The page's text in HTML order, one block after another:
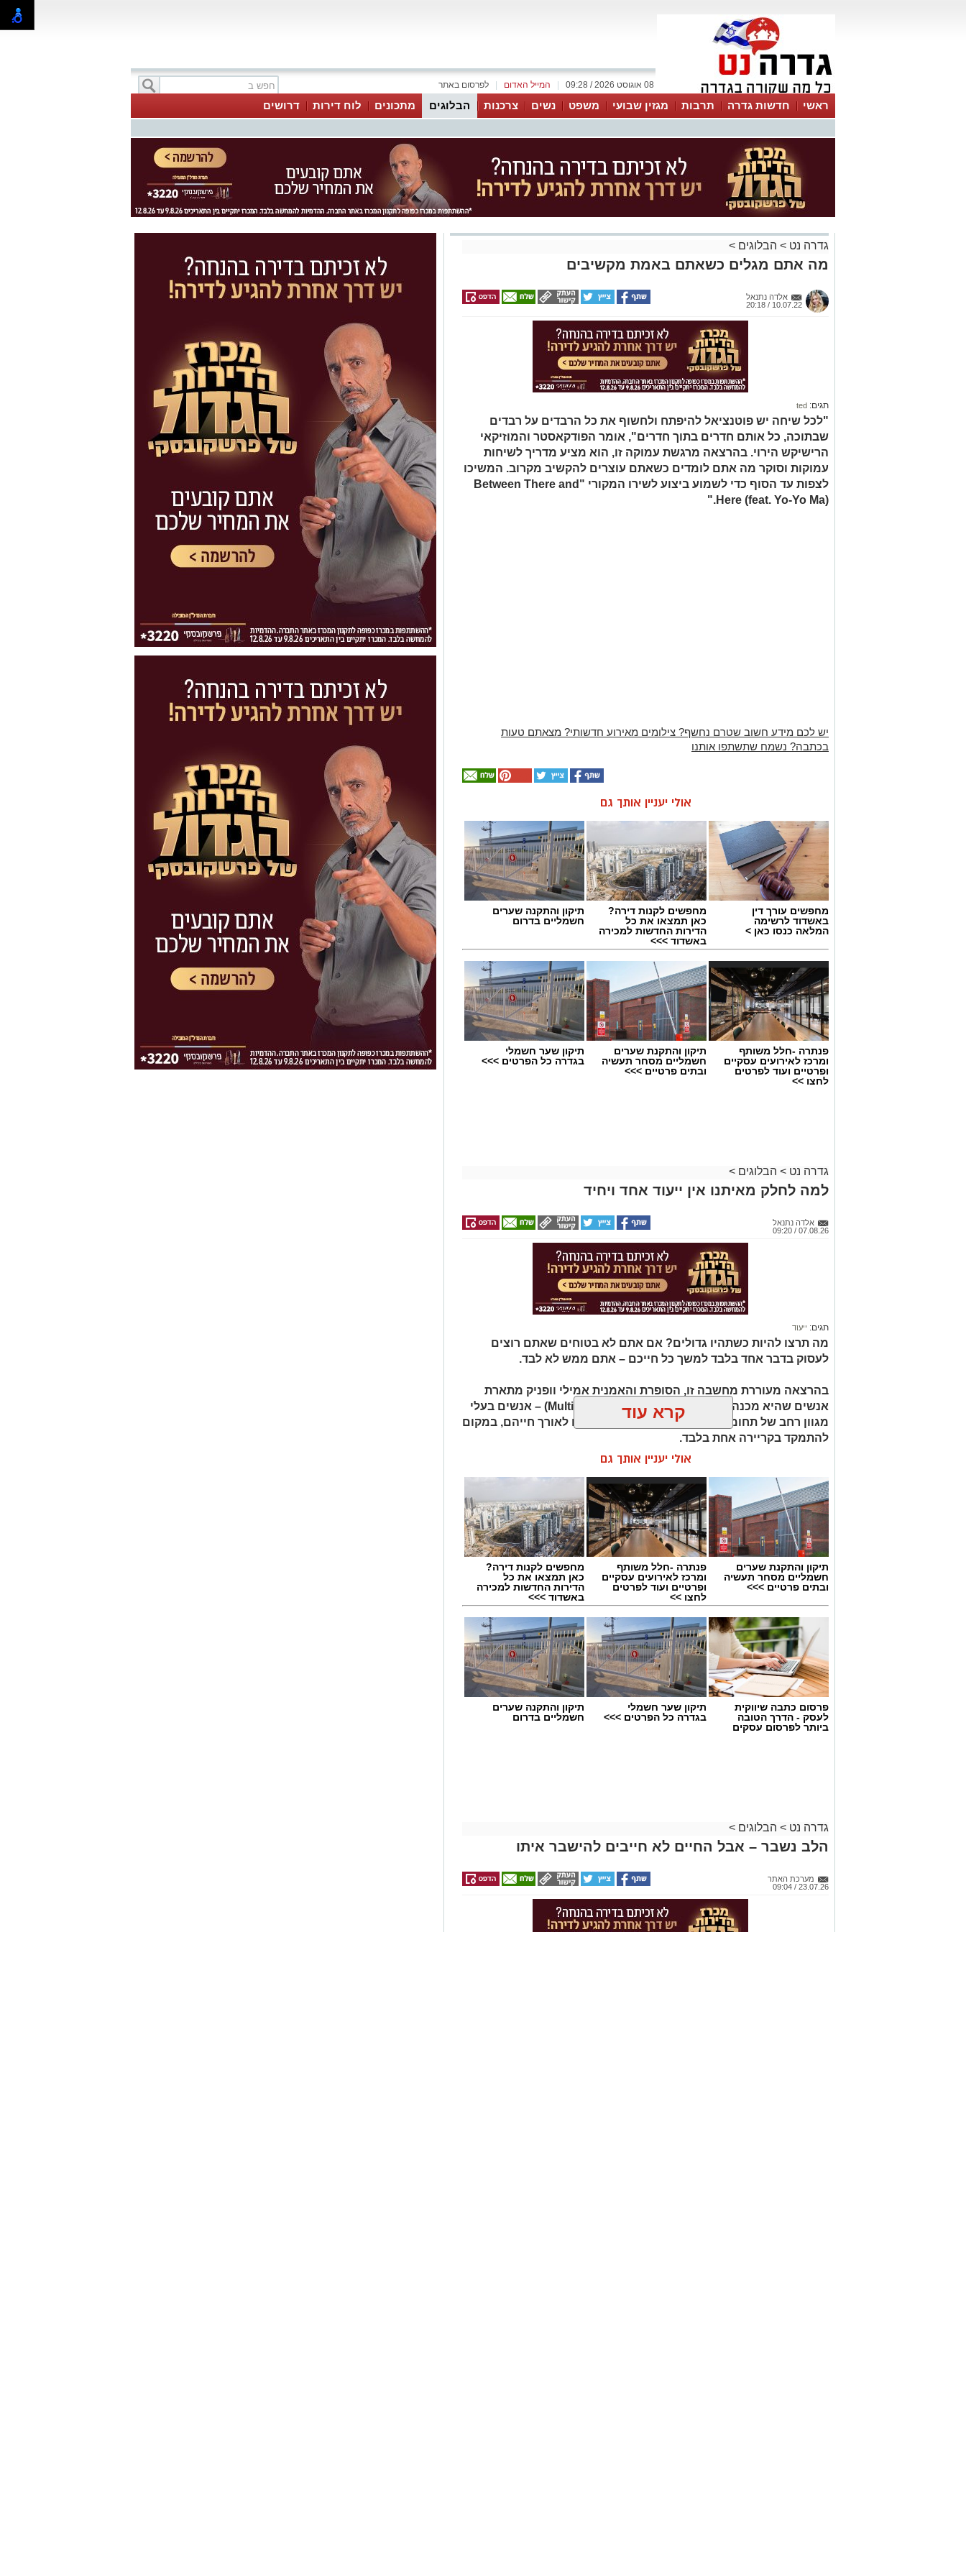
לפרסום באתר המייל האדום 08 אוגוסט 2026 / 09:28
ראשי חדשות גדרה תרבות מגזין שבועי משפט נשים צרכנות הבלוגים מתכונים לוח דירות דרושים
גדרה נט > הבלוגים >
מה אתם מגלים כשאתם באמת מקשיבים
אלדה נתנאל
10.07.22 / 20:18
תגים: ted
"לכל שיחה יש פוטנציאל להיפתח ולחשוף את כל הרבדים על רבדים
שבתוכה, כל אותם חדרים בתוך חדרים", אומר הפודקאסטר והמוזיקאי
הרישיקש הירוי. בהרצאה מרגשת עמוקה זו, הוא מציע מדריך לשיחות
עמוקות וסוקר מה אתם לומדים כשאתם עוצרים להקשיב מקרוב. המשיכו
לצפות עד הסוף כדי לשמוע ביצוע לשירו המקורי "Between There and
Here (feat. Yo-Yo Ma)."
יש לכם מידע חשוב שטרם נחשף? צילומים מאירוע חדשותי? מצאתם טעות
בכתבה? נשמח שתשתפו אותנו
אולי יעניין אותך גם
מחפשים עורך דין
באשדוד לרשימה
המלאה כנסו כאן >
מחפשים לקנות דירה?
כאן תמצאו את כל
הדירות החדשות למכירה
באשדוד >>>
תיקון והתקנה שערים
חשמליים בדרום
פנתרה -חלל משותף
ומרכז לאירועים עסקיים
ופרטיים ועוד לפרטים
לחצו >>
תיקון והתקנת שערים
חשמליים מסחר תעשיה
ובתים פרטיים >>>
תיקון שער חשמלי
בגדרה כל הפרטים >>>
גדרה נט > הבלוגים >
למה לחלק מאיתנו אין ייעוד אחד ויחיד
אלדה נתנאל
07.08.26 / 09:20
תגים: ייעוד
מה תרצו להיות כשתהיו גדולים? אם אתם לא בטוחים שאתם רוצים
לעסוק בדבר אחד בלבד למשך כל חייכם – אתם ממש לא לבד.
בהרצאה מעוררת מחשבה זו, הסופרת והאמנית אמילי וופניק מתארת
אנשים שהיא מכנה "רבי־פוטנציאל" (Multipotentialites) – אנשים בעלי
מגוון רחב של תחומי עניין, כישורים ועיסוקים שונים לאורך חייהם, במקום
להתמקד בקריירה אחת בלבד.
יש לכם מידע חשוב שטרם נחשף? צילומים מאירוע חדשותי? מצאתם טעות
בכתבה? נשמח שתשתפו אותנו
קרא עוד
אולי יעניין אותך גם
תיקון והתקנת שערים
חשמליים מסחר תעשיה
ובתים פרטיים >>>
פנתרה -חלל משותף
ומרכז לאירועים עסקיים
ופרטיים ועוד לפרטים
לחצו >>
מחפשים לקנות דירה?
כאן תמצאו את כל
הדירות החדשות למכירה
באשדוד >>>
פרסום כתבה שיווקית
לעסק - הדרך הטובה
ביותר לפרסום עסקים
תיקון שער חשמלי
בגדרה כל הפרטים >>>
תיקון והתקנה שערים
חשמליים בדרום
גדרה נט > הבלוגים >
הלב נשבר – אבל החיים לא חייבים להישבר איתו
מערכת האתר
23.07.26 / 09:04